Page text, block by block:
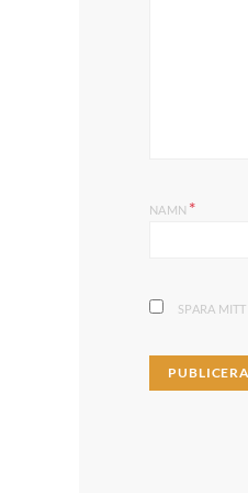
NAMN *
SPARA